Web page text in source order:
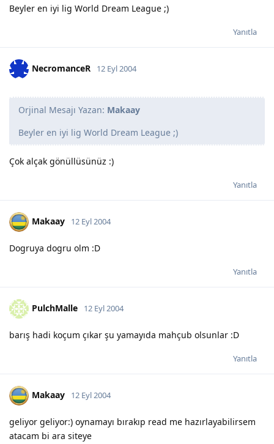
Beyler en iyi lig World Dream League ;)
Yanıtla
NecromanceR 12 Eyl 2004
Orjinal Mesajı Yazan: Makaay
Beyler en iyi lig World Dream League ;)
Çok alçak gönüllüsünüz :)
Yanıtla
Makaay 12 Eyl 2004
Dogruya dogru olm :D
Yanıtla
PulchMalle 12 Eyl 2004
barış hadi koçum çıkar şu yamayıda mahçub olsunlar :D
Yanıtla
Makaay 12 Eyl 2004
geliyor geliyor:) oynamayı bırakıp read me hazırlayabilirsem
atacam bi ara siteye